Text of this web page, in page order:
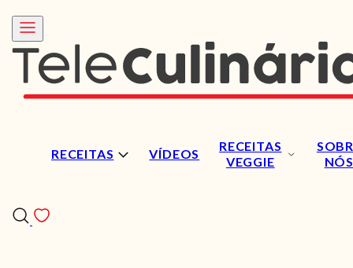
RECEITAS VÍDEOS
RECEITAS
VEGGIE
NÓS